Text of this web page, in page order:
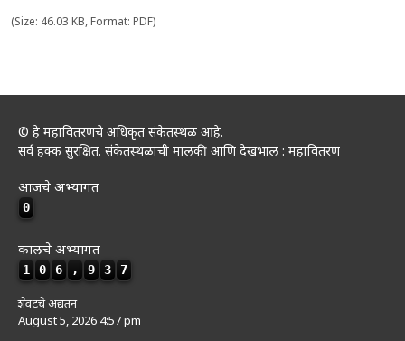
(Size: 46.03 KB, Format: PDF)
© हे महावितरणचे अधिकृत संकेतस्थळ आहे.
सर्व हक्क सुरक्षित. संकेतस्थळाची मालकी आणि देखभाल : महावितरण
आजचे अभ्यागत
0
कालचे अभ्यागत
1 0 6 , 9 3 7
शेवटचे अद्यतन
August 5, 2026 4:57 pm